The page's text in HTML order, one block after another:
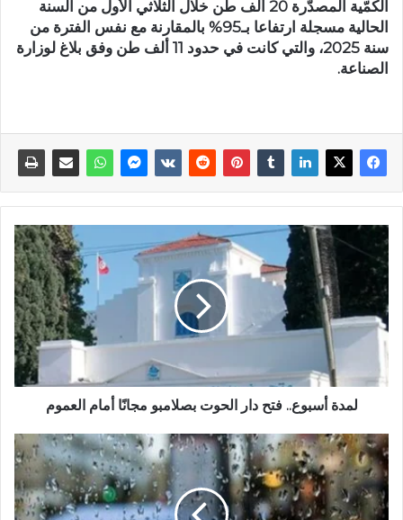
الكمّية المصدّرة 20 ألف طن خلال الثلاثي الأول من السنة
الحالية مسجلة ارتفاعا بـ95% بالمقارنة مع نفس الفترة من
سنة 2025، والتي كانت في حدود 11 ألف طن وفق بلاغ لوزارة
الصناعة.
لمدة أسبوع.. فتح دار الحوت بصلامبو مجانًا أمام العموم